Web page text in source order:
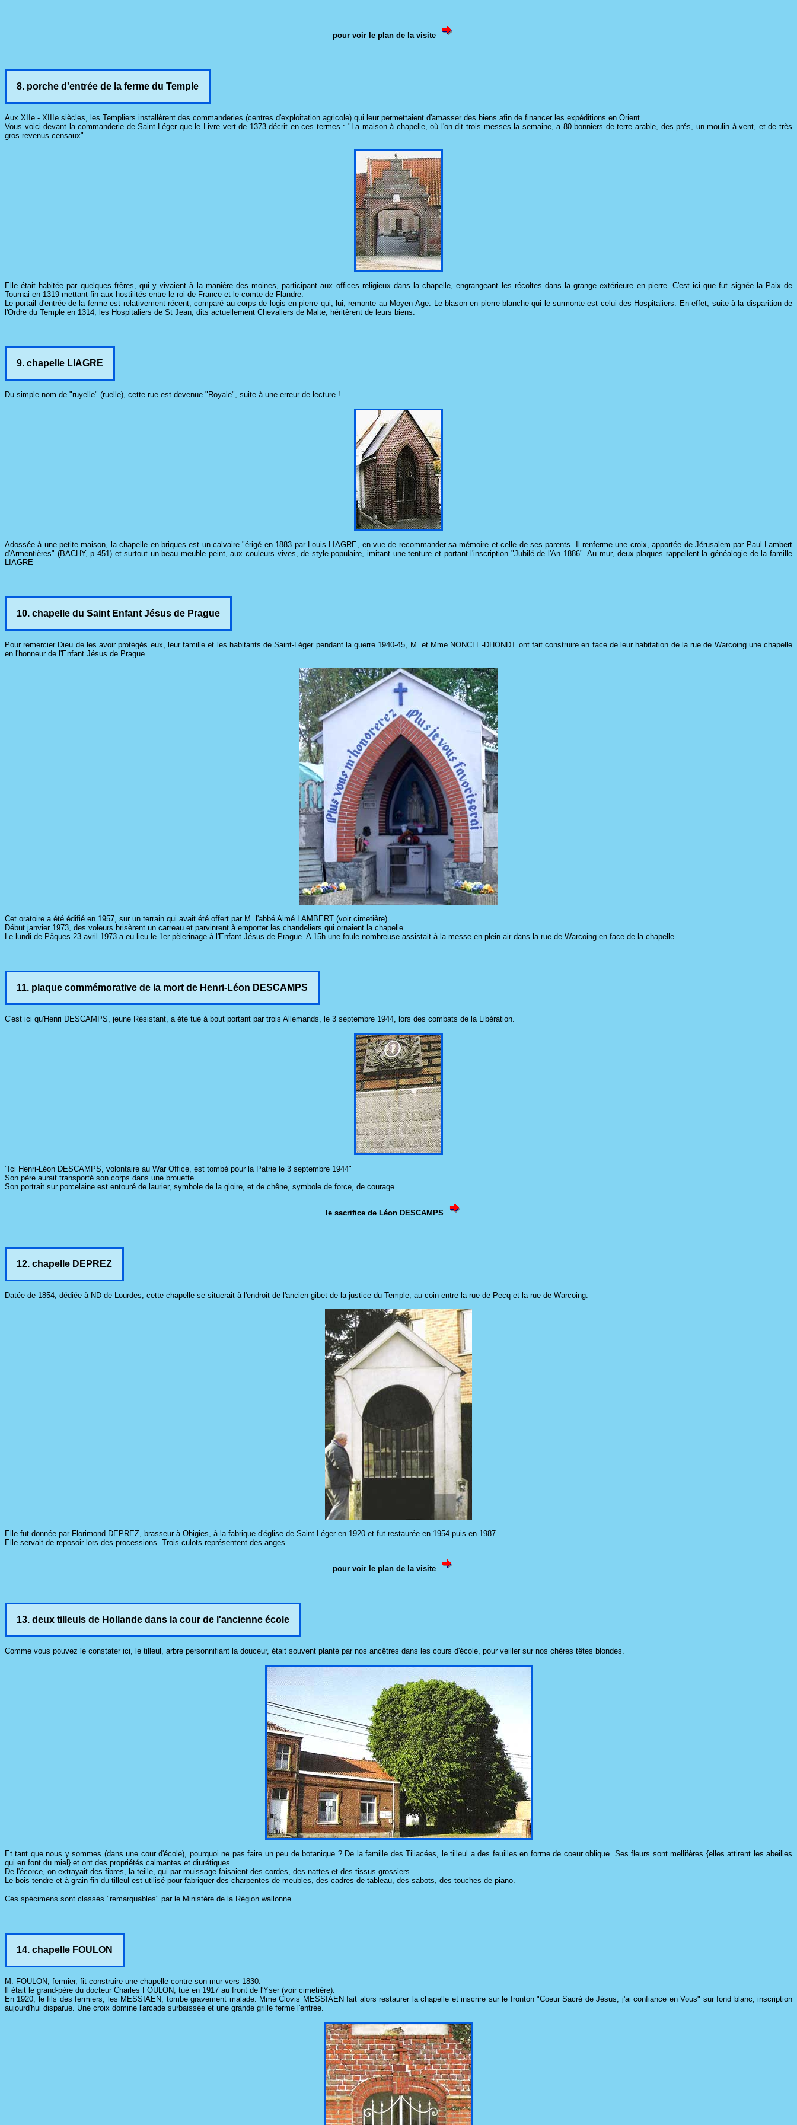
pour voir le plan de la visite
8. porche d'entrée de la ferme du Temple
Aux XIIe - XIIIe siècles, les Templiers installèrent des commanderies (centres d'exploitation agricole) qui leur permettaient d'amasser des biens afin de financer les expéditions en Orient.
Vous voici devant la commanderie de Saint-Léger que le Livre vert de 1373 décrit en ces termes : "La maison à chapelle, où l'on dit trois messes la semaine, a 80 bonniers de terre arable, des prés, un moulin à vent, et de très
gros revenus censaux".
Elle était habitée par quelques frères, qui y vivaient à la manière des moines, participant aux offices religieux dans la chapelle, engrangeant les récoltes dans la grange extérieure en pierre. C'est ici que fut signée la Paix de
Tournai en 1319 mettant fin aux hostilités entre le roi de France et le comte de Flandre.
Le portail d'entrée de la ferme est relativement récent, comparé au corps de logis en pierre qui, lui, remonte au Moyen-Age. Le blason en pierre blanche qui le surmonte est celui des Hospitaliers. En effet, suite à la disparition de
l'Ordre du Temple en 1314, les Hospitaliers de St Jean, dits actuellement Chevaliers de Malte, héritèrent de leurs biens.
9. chapelle LIAGRE
Du simple nom de "ruyelle" (ruelle), cette rue est devenue "Royale", suite à une erreur de lecture !
Adossée à une petite maison, la chapelle en briques est un calvaire "érigé en 1883 par Louis LIAGRE, en vue de recommander sa mémoire et celle de ses parents. Il renferme une croix, apportée de Jérusalem par Paul Lambert
d'Armentières" (BACHY, p 451) et surtout un beau meuble peint, aux couleurs vives, de style populaire, imitant une tenture et portant l'inscription "Jubilé de l'An 1886". Au mur, deux plaques rappellent la généalogie de la famille
LIAGRE
10. chapelle du Saint Enfant Jésus de Prague
Pour remercier Dieu de les avoir protégés eux, leur famille et les habitants de Saint-Léger pendant la guerre 1940-45, M. et Mme NONCLE-DHONDT ont fait construire en face de leur habitation de la rue de Warcoing une chapelle
en l'honneur de l'Enfant Jésus de Prague.
Cet oratoire a été édifié en 1957, sur un terrain qui avait été offert par M. l'abbé Aimé LAMBERT (voir cimetière).
Début janvier 1973, des voleurs brisèrent un carreau et parvinrent à emporter les chandeliers qui ornaient la chapelle.
Le lundi de Pâques 23 avril 1973 a eu lieu le 1er pèlerinage à l'Enfant Jésus de Prague. A 15h une foule nombreuse assistait à la messe en plein air dans la rue de Warcoing en face de la chapelle.
11. plaque commémorative de la mort de Henri-Léon DESCAMPS
C'est ici qu'Henri DESCAMPS, jeune Résistant, a été tué à bout portant par trois Allemands, le 3 septembre 1944, lors des combats de la Libération.
"Ici Henri-Léon DESCAMPS, volontaire au War Office, est tombé pour la Patrie le 3 septembre 1944"
Son père aurait transporté son corps dans une brouette.
Son portrait sur porcelaine est entouré de laurier, symbole de la gloire, et de chêne, symbole de force, de courage.
le sacrifice de Léon DESCAMPS
12. chapelle DEPREZ
Datée de 1854, dédiée à ND de Lourdes, cette chapelle se situerait à l'endroit de l'ancien gibet de la justice du Temple, au coin entre la rue de Pecq et la rue de Warcoing.
Elle fut donnée par Florimond DEPREZ, brasseur à Obigies, à la fabrique d'église de Saint-Léger en 1920 et fut restaurée en 1954 puis en 1987.
Elle servait de reposoir lors des processions. Trois culots représentent des anges.
pour voir le plan de la visite
13. deux tilleuls de Hollande dans la cour de l'ancienne école
Comme vous pouvez le constater ici, le tilleul, arbre personnifiant la douceur, était souvent planté par nos ancêtres dans les cours d'école, pour veiller sur nos chères têtes blondes.
Et tant que nous y sommes (dans une cour d'école), pourquoi ne pas faire un peu de botanique ? De la famille des Tiliacées, le tilleul a des feuilles en forme de coeur oblique. Ses fleurs sont mellifères {elles attirent les abeilles
qui en font du miel} et ont des propriétés calmantes et diurétiques.
De l'écorce, on extrayait des fibres, la teille, qui par rouissage faisaient des cordes, des nattes et des tissus grossiers.
Le bois tendre et à grain fin du tilleul est utilisé pour fabriquer des charpentes de meubles, des cadres de tableau, des sabots, des touches de piano.
Ces spécimens sont classés "remarquables" par le Ministère de la Région wallonne.
14. chapelle FOULON
M. FOULON, fermier, fit construire une chapelle contre son mur vers 1830.
Il était le grand-père du docteur Charles FOULON, tué en 1917 au front de l'Yser (voir cimetière).
En 1920, le fils des fermiers, les MESSIAEN, tombe gravement malade. Mme Clovis MESSIAEN fait alors restaurer la chapelle et inscrire sur le fronton "Coeur Sacré de Jésus, j'ai confiance en Vous" sur fond blanc, inscription
aujourd'hui disparue. Une croix domine l'arcade surbaissée et une grande grille ferme l'entrée.